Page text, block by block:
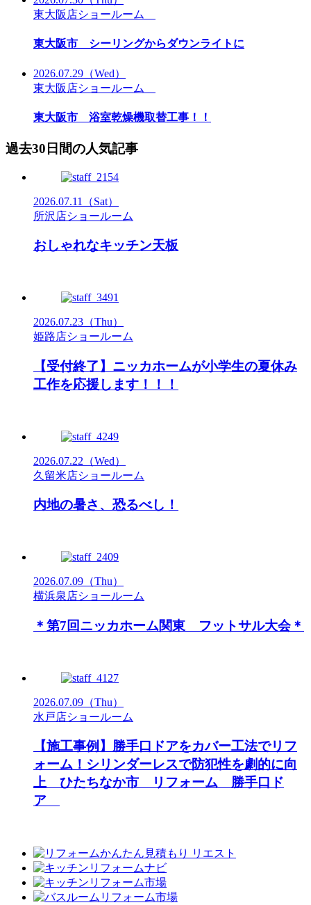
東大阪店ショールーム
東大阪市 シーリングからダウンライトに
2026.07.29 （Wed）
東大阪店ショールーム
東大阪市 浴室乾燥機取替工事！！
過去30日間の人気記事
2026.07.11
（Sat）
所沢店ショールーム
おしゃれなキッチン天板
2026.07.23 （Thu）
姫路店ショールーム
【受付終了】ニッカホームが小学生の夏休み
工作を応援します！！！
2026.07.22 （Wed）
久留米店ショールーム
内地の暑さ、恐るべし！
2026.07.09 （Thu）
横浜泉店ショールーム
＊第7回ニッカホーム関東 フットサル大会＊
2026.07.09 （Thu）
水戸店ショールーム
【施工事例】勝手口ドアをカバー工法でリフ
ォーム！シリンダーレスで防犯性を劇的に向
上 ひたちなか市 リフォーム 勝手口ド
ア